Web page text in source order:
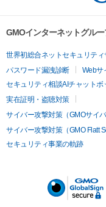
GMOインターネットグル
世界初総合ネットセキュリティ
パスワード漏洩診断
Webサ
セキュリティ相談AIチャットボ
実在証明・盗聴対策
サイバー攻撃対策（GMOサイ
サイバー攻撃対策（GMO Flatt
セキュリティ事業の軌跡